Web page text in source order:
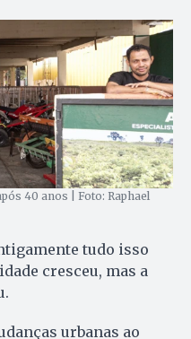
40 anos | Foto: Raphael
tudo isso
cresceu, mas a
urbanas ao